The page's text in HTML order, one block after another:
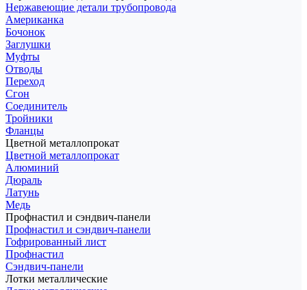
Нержавеющие детали трубопровода
Американка
Бочонок
Заглушки
Муфты
Отводы
Переход
Сгон
Соединитель
Тройники
Фланцы
Цветной металлопрокат
Цветной металлопрокат
Алюминий
Дюраль
Латунь
Медь
Профнастил и сэндвич-панели
Профнастил и сэндвич-панели
Гофрированный лист
Профнастил
Сэндвич-панели
Лотки металлические